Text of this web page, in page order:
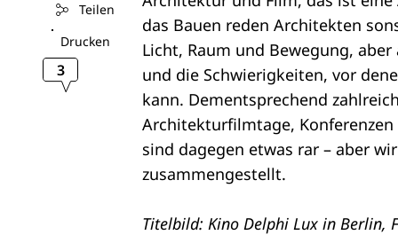
Teilen
Drucken
3
das Bauen reden Architekten
Licht, Raum und Bewegung,
und die Schwierigkeiten, vor
kann. Dementsprechend
Architekturfilmtage,
sind dagegen etwas rar – aber
zusammengestellt.
Titelbild: Kino Delphi Lux in Berlin,